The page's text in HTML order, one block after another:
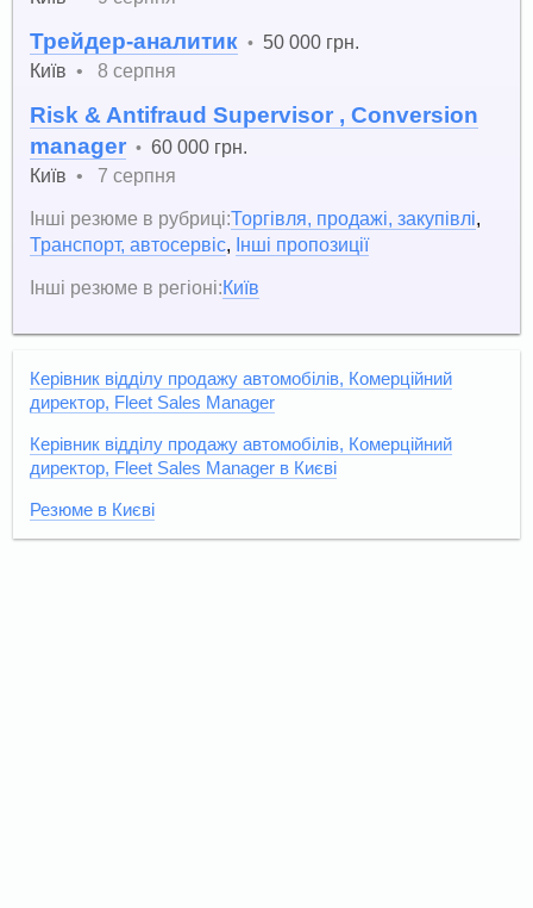
Трейдер-аналитик • 50 000 грн.
Київ • 8 серпня
Risk & Antifraud Supervisor , Conversion
manager •60 000 грн.
Київ •
7 серпня
Інші резюме в рубриці:Торгівля, продажі, закупівлі,
Транспорт, автосервіс, Інші пропозиції
Інші резюме в регіоні:Київ
Керівник відділу продажу автомобілів, Комерційний
директор, Fleet Sales Manager
Керівник відділу продажу автомобілів, Комерційний
директор, Fleet Sales Manager в Києві
Резюме в Києві